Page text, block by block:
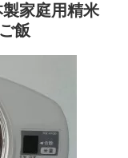
家庭用精米
飯